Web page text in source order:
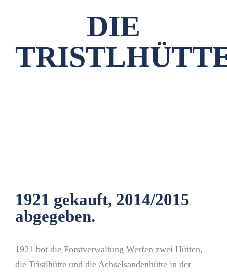
DIE
1921 gekauft, 2014/2015
abgegeben.
1921 bot die Forstverwaltung Werfen zwei Hütten,
die Tristlhütte und die Achselsandenhütte in der